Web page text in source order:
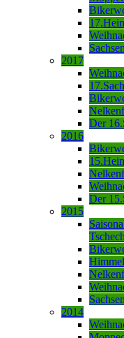
2017
Der
2016
Der
2015
2014